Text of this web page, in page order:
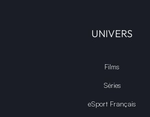
UNIVERS
Films
Séries
eSport Français